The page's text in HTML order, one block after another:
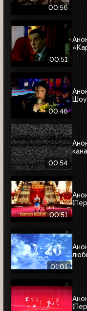
00:56
00:51
00:46
00:54
00:51
01:01